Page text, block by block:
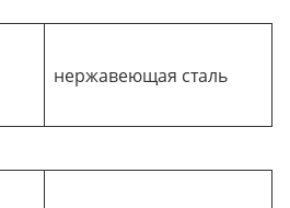
нержавеющая сталь